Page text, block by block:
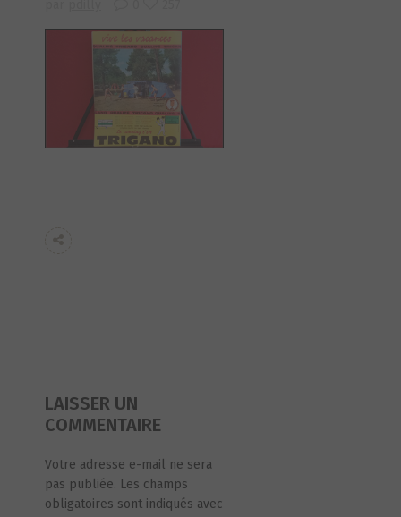
LAISSER UN
COMMENTAIRE
Votre adresse e-mail ne sera
pas publiée. Les champs
obligatoires sont indiqués avec